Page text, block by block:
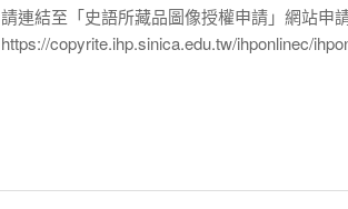
請連結至「史語所藏品圖像授權申請」網站申
https://copyrite.ihp.sinica.edu.tw/ihponlinec/